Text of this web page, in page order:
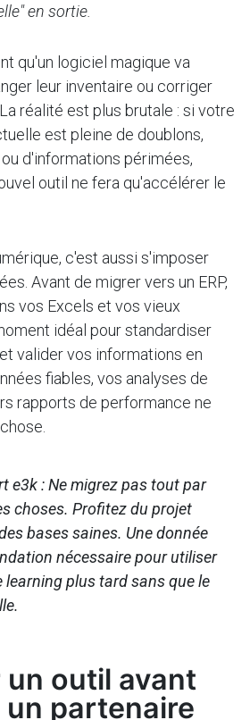
en sortie.
qu'un logiciel magique va
leur inventaire ou corriger
réalité est plus brutale : si votre
est pleine de doublons,
d'informations périmées,
outil ne fera qu'accélérer le
c'est aussi s'imposer
Avant de migrer vers un ERP,
vos Excels et vos vieux
idéal pour standardiser
valider vos informations en
fiables, vos analyses de
rapports de performance ne
e3k : Ne migrez pas tout par
choses. Profitez du projet
bases saines. Une donnée
nécessaire pour utiliser
learning plus tard sans que le
outil avant
partenaire